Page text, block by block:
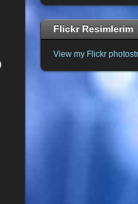
Flickr Resimlerim
View my Flickr